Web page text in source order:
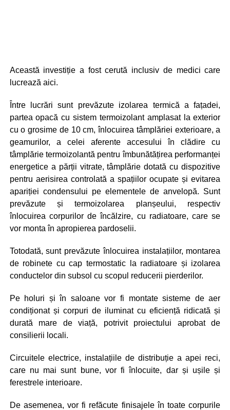
Această investiție a fost cerută inclusiv de medici care
lucrează aici.
Între lucrări sunt prevăzute izolarea termică a fațadei,
partea opacă cu sistem termoizolant amplasat la exterior
cu o grosime de 10 cm, înlocuirea tâmplăriei exterioare, a
geamurilor, a celei aferente accesului în clădire cu
tâmplărie termoizolantă pentru îmbunătățirea performanței
energetice a părții vitrate, tâmplărie dotată cu dispozitive
pentru aerisirea controlată a spațiilor ocupate și evitarea
apariției condensului pe elementele de anvelopă. Sunt
prevăzute și termoizolarea planșeului, respectiv
înlocuirea corpurilor de încălzire, cu radiatoare, care se
vor monta în apropierea pardoselii.
Totodată, sunt prevăzute înlocuirea instalațiilor, montarea
de robinete cu cap termostatic la radiatoare și izolarea
conductelor din subsol cu scopul reducerii pierderilor.
Pe holuri și în saloane vor fi montate sisteme de aer
condiționat și corpuri de iluminat cu eficiență ridicată și
durată mare de viață, potrivit proiectului aprobat de
consilierii locali.
Circuitele electrice, instalațiile de distribuție a apei reci,
care nu mai sunt bune, vor fi înlocuite, dar și ușile și
ferestrele interioare.
De asemenea, vor fi refăcute finisajele în toate corpurile